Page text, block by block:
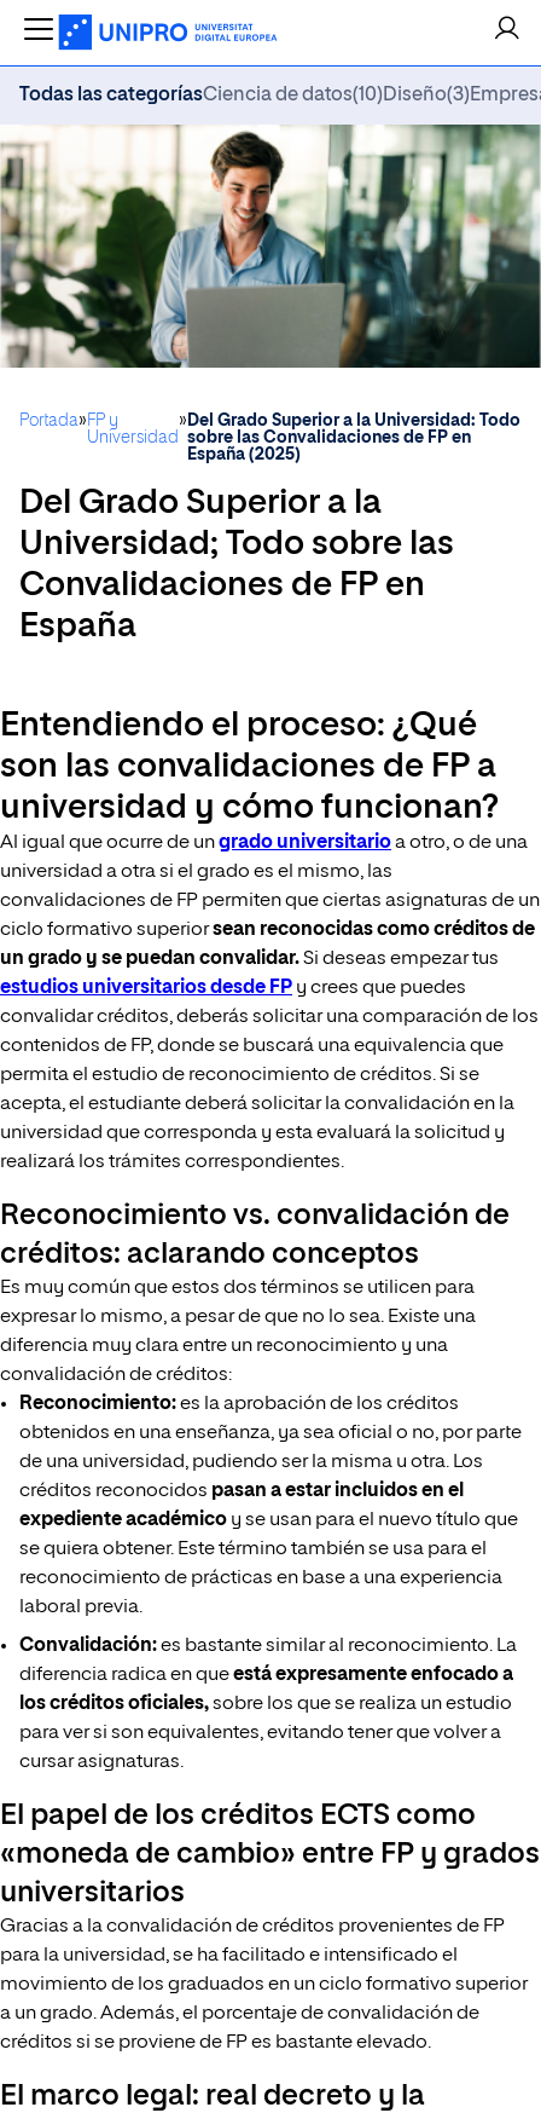
Todas las categoríasCiencia de datos(10) Diseño(3)
Portada» FP y
Universidad
» Del Grado Superior a la Universidad: Todo
sobre las Convalidaciones de FP en
España (2025)
Del Grado Superior a la
Universidad; Todo sobre las
Convalidaciones de FP en
España
Entendiendo el proceso: ¿Qué
son las convalidaciones de FP a
universidad y cómo funcionan?
Al igual que ocurre de ungrado universitarioa otro, o de una
universidad a otra si el grado es el mismo, las
convalidaciones de FP permiten que ciertas asignaturas de un
ciclo formativo superiorsean reconocidas como créditos de
un grado y se puedan convalidar.Si deseas empezar tus
estudios universitarios desde FP y crees que puedes
convalidar créditos, deberás solicitar una comparación de los
contenidos de FP, donde se buscará una equivalencia que
permita el estudio de reconocimiento de créditos. Si se
acepta, el estudiante deberá solicitar la convalidación en la
universidad que corresponda y esta evaluará la solicitud y
realizará los trámites correspondientes.
Reconocimiento vs. convalidación de
créditos: aclarando conceptos
Es muy común que estos dos términos se utilicen para
expresar lo mismo, a pesar de que no lo sea. Existe una
diferencia muy clara entre un reconocimiento y una
convalidación de créditos:
Reconocimiento:es la aprobación de los créditos
obtenidos en una enseñanza, ya sea oficial o no, por parte
de una universidad, pudiendo ser la misma u otra. Los
créditos reconocidos pasan a estar incluidos en el
expediente académico y se usan para el nuevo título que
se quiera obtener. Este término también se usa para el
reconocimiento de prácticas en base a una experiencia
laboral previa.
Convalidación:es bastante similar al reconocimiento. La
diferencia radica en queestá expresamente enfocado a
los créditos oficiales,sobre los que se realiza un estudio
para ver si son equivalentes, evitando tener que volver a
cursar asignaturas.
El papel de los créditos ECTS como
«moneda de cambio» entre FP y grados
universitarios
Gracias a la convalidación de créditos provenientes de FP
para la universidad, se ha facilitado e intensificado el
movimiento de los graduados en un ciclo formativo superior
a un grado. Además, el porcentaje de convalidación de
créditos si se proviene de FP es bastante elevado.
El marco legal: real decreto y la